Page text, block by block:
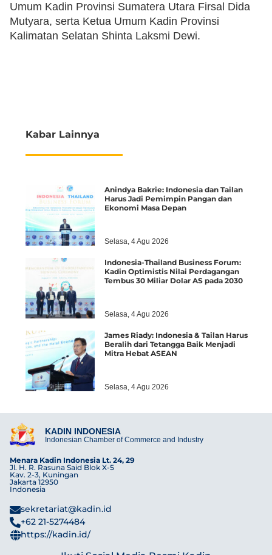
Umum Kadin Provinsi Sumatera Utara Firsal Dida
Mutyara, serta Ketua Umum Kadin Provinsi
Kalimatan Selatan Shinta Laksmi Dewi.
Kabar Lainnya
Anindya Bakrie: Indonesia dan Tailan
Harus Jadi Pemimpin Pangan dan
Ekonomi Masa Depan
Selasa, 4 Agu 2026
Indonesia-Thailand Business Forum:
Kadin Optimistis Nilai Perdagangan
Tembus 30 Miliar Dolar AS pada 2030
Selasa, 4 Agu 2026
James Riady: Indonesia & Tailan Harus
Beralih dari Tetangga Baik Menjadi
Mitra Hebat ASEAN
Selasa, 4 Agu 2026
KADIN INDONESIA
Indonesian Chamber of Commerce and Industry
Menara Kadin Indonesia Lt. 24, 29
Jl. H. R. Rasuna Said Blok X-5
Kav. 2-3, Kuningan
Jakarta 12950
Indonesia
sekretariat@kadin.id
+62 21-5274484
https://kadin.id/